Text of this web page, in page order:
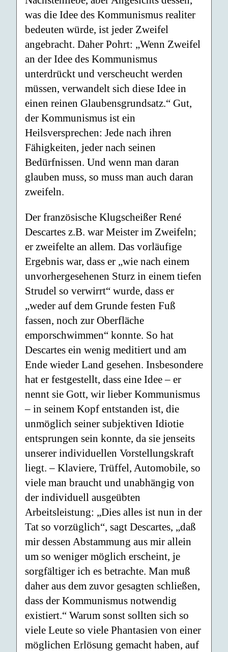
was die Idee des Kommunismus realiter
bedeuten würde, ist jeder Zweifel
angebracht. Daher Pohrt: „Wenn Zweifel
an der Idee des Kommunismus
unterdrückt und verscheucht werden
müssen, verwandelt sich diese Idee in
einen reinen Glaubensgrundsatz.“ Gut,
der Kommunismus ist ein
Heilsversprechen: Jede nach ihren
Fähigkeiten, jeder nach seinen
Bedürfnissen. Und wenn man daran
glauben muss, so muss man auch daran
zweifeln.
Der französische Klugscheißer René
Descartes z.B. war Meister im Zweifeln;
er zweifelte an allem. Das vorläufige
Ergebnis war, dass er „wie nach einem
unvorhergesehenen Sturz in einem tiefen
Strudel so verwirrt“ wurde, dass er
„weder auf dem Grunde festen Fuß
fassen, noch zur Oberfläche
emporschwimmen“ konnte. So hat
Descartes ein wenig meditiert und am
Ende wieder Land gesehen. Insbesondere
hat er festgestellt, dass eine Idee – er
nennt sie Gott, wir lieber Kommunismus
– in seinem Kopf entstanden ist, die
unmöglich seiner subjektiven Idiotie
entsprungen sein konnte, da sie jenseits
unserer individuellen Vorstellungskraft
liegt. – Klaviere, Trüffel, Automobile, so
viele man braucht und unabhängig von
der individuell ausgeübten
Arbeitsleistung: „Dies alles ist nun in der
Tat so vorzüglich“, sagt Descartes, „daß
mir dessen Abstammung aus mir allein
um so weniger möglich erscheint, je
sorgfältiger ich es betrachte. Man muß
daher aus dem zuvor gesagten schließen,
dass der Kommunismus notwendig
existiert.“ Warum sonst sollten sich so
viele Leute so viele Phantasien von einer
möglichen Erlösung gemacht haben, auf